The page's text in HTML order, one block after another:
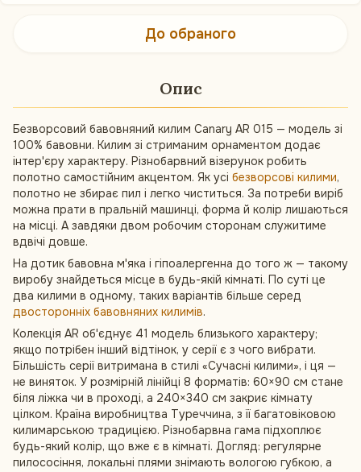
До обраного
Опис
Безворсовий бавовняний килим Canary AR 015 — модель зі
100% бавовни. Килим зі стриманим орнаментом додає
інтер'єру характеру. Різнобарвний візерунок робить
полотно самостійним акцентом. Як усі безворсові килими,
полотно не збирає пил і легко чиститься. За потреби виріб
можна прати в пральній машинці, форма й колір лишаються
на місці. А завдяки двом робочим сторонам служитиме
вдвічі довше.
На дотик бавовна м'яка і гіпоалергенна до того ж — такому
виробу знайдеться місце в будь-якій кімнаті. По суті це
два килими в одному, таких варіантів більше серед
двосторонніх бавовняних килимів.
Колекція AR об'єднує 41 модель близького характеру;
якщо потрібен інший відтінок, у серії є з чого вибрати.
Більшість серії витримана в стилі «Сучасні килими», і ця —
не виняток. У розмірній лінійці 8 форматів: 60×90 см стане
біля ліжка чи в проході, а 240×340 см закриє кімнату
цілком. Країна виробництва Туреччина, з її багатовіковою
килимарською традицією. Різнобарвна гама підхоплює
будь-який колір, що вже є в кімнаті. Догляд: регулярне
пилососіння, локальні плями знімають вологою губкою, а